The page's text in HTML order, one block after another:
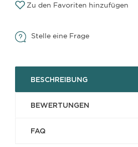
Zu den Favoriten hinzufügen
Stelle eine Frage
BESCHREIBUNG
BEWERTUNGEN
FAQ